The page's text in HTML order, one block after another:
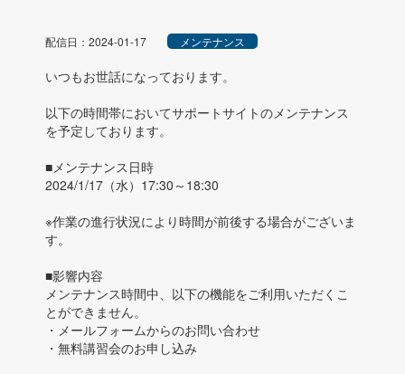
配信日：2024-01-17 メンテナンス
いつもお世話になっております。
以下の時間帯においてサポートサイトのメンテナンス
を予定しております。
■メンテナンス日時
2024/1/17（水）17:30～18:30
※作業の進行状況により時間が前後する場合がございま
す。
■影響内容
メンテナンス時間中、以下の機能をご利用いただくこ
とができません。
・メールフォームからのお問い合わせ
・無料講習会のお申し込み